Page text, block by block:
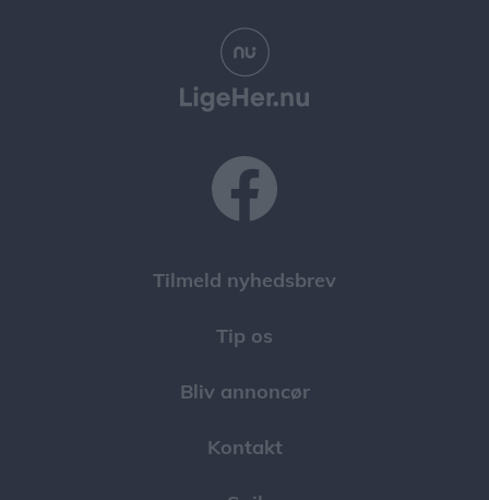
Tilmeld nyhedsbrev
Tip os
Bliv annoncør
Kontakt